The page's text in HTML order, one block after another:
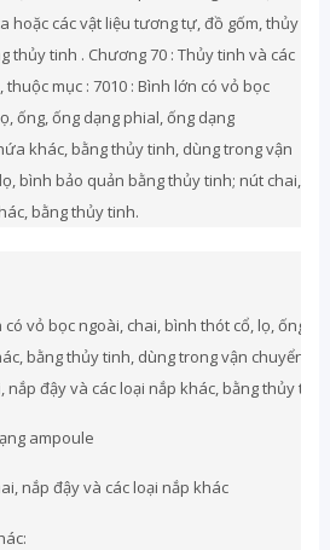
hoặc các vật liệu tương tự, đồ gốm, thủy
thủy tinh . Chương 70 : Thủy tinh và các
mục : 7010 : Bình lớn có vỏ bọc
ống, ống dạng phial, ống dạng
khác, bằng thủy tinh, dùng trong vận
bình bảo quản bằng thủy tinh; nút chai,
bằng thủy tinh.
có vỏ bọc ngoài, chai, bình thót cổ, lọ, ống,
bằng thủy tinh, dùng trong vận chuyển
nắp đậy và các loại nắp khác, bằng thủy ti
ampoule
nắp đậy và các loại nắp khác